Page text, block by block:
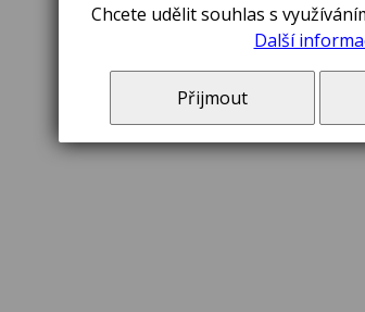
Chcete udělit souhlas s
Další
Přijmout